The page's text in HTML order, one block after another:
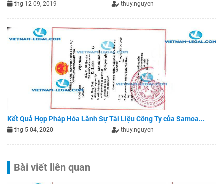
thg 12 09, 2019 thuy.nguyen
Kết Quả Hợp Pháp Hóa Lãnh Sự Tài Liệu Công Ty của Samoa...
thg 5 04, 2020 thuy.nguyen
Bài viết liên quan